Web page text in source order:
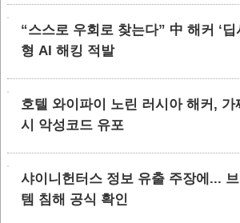
“스스로 우회로 찾는다” 中 해커 ‘
형 AI 해킹 적발
호텔 와이파이 노린 러시아 해커,
시 악성코드 유포
샤이니헌터스 정보 유출 주장에...
템 침해 공식 확인